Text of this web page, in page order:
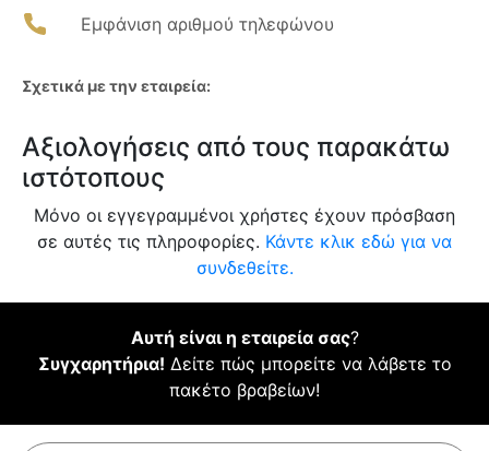
Εμφάνιση αριθμού τηλεφώνου
Σχετικά με την εταιρεία:
Αξιολογήσεις από τους παρακάτω
ιστότοπους
Μόνο οι εγγεγραμμένοι χρήστες έχουν πρόσβαση
σε αυτές τις πληροφορίες. Κάντε κλικ εδώ για να
συνδεθείτε.
Αυτή είναι η εταιρεία σας?
Συγχαρητήρια! Δείτε πώς μπορείτε να λάβετε το
πακέτο βραβείων!